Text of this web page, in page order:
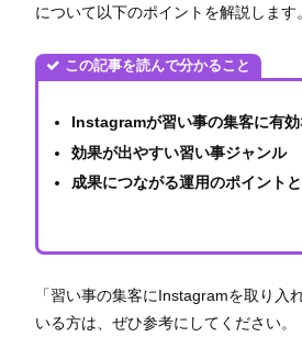
について以下のポイントを解説します。
この記事を読んで分かること
Instagramが習い事の集客に有
効果が出やすい習い事ジャンル
成果につながる運用のポイント
「習い事の集客にInstagramを取り入
いる方は、ぜひ参考にしてください。